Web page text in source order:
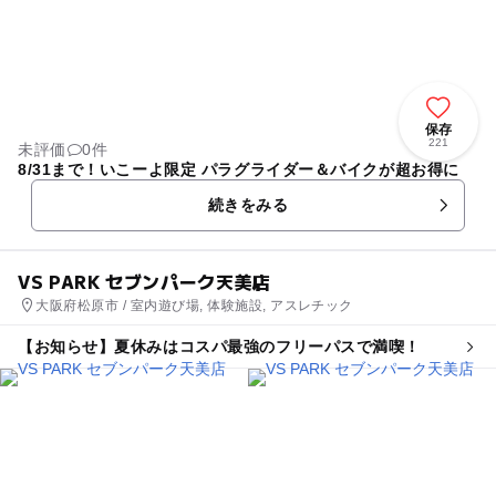
保存
221
未評価
0件
8/31まで！いこーよ限定 パラグライダー＆バイクが超お得に
続きをみる
VS PARK セブンパーク天美店
大阪府松原市 / 室内遊び場, 体験施設, アスレチック
【お知らせ】夏休みはコスパ最強のフリーパスで満喫！